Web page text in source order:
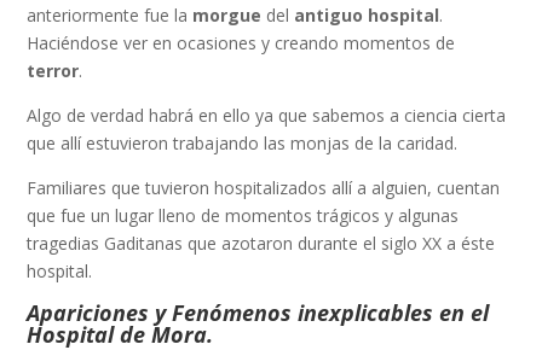
anteriormente fue la morgue del antiguo hospital.
Haciéndose ver en ocasiones y creando momentos de
terror.
Algo de verdad habrá en ello ya que sabemos a ciencia cierta
que allí estuvieron trabajando las monjas de la caridad.
Familiares que tuvieron hospitalizados allí a alguien, cuentan
que fue un lugar lleno de momentos trágicos y algunas
tragedias Gaditanas que azotaron durante el siglo XX a éste
hospital.
Apariciones y Fenómenos inexplicables en el
Hospital de Mora.